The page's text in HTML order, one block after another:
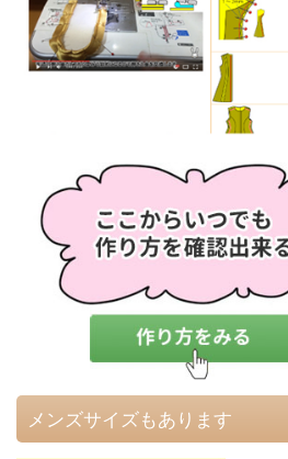
メンズサイズもあります